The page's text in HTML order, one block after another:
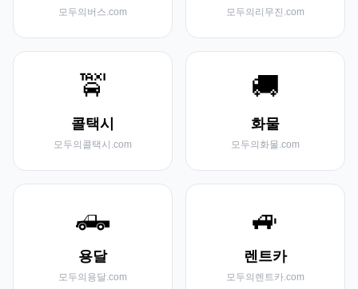
모두의버스.com 모두의리무진.com
🚖
콜택시
모두의콜택시.com
🚚
화물
모두의화물.com
🛻
용달
모두의용달.com
🚙
렌트카
모두의렌트카.com